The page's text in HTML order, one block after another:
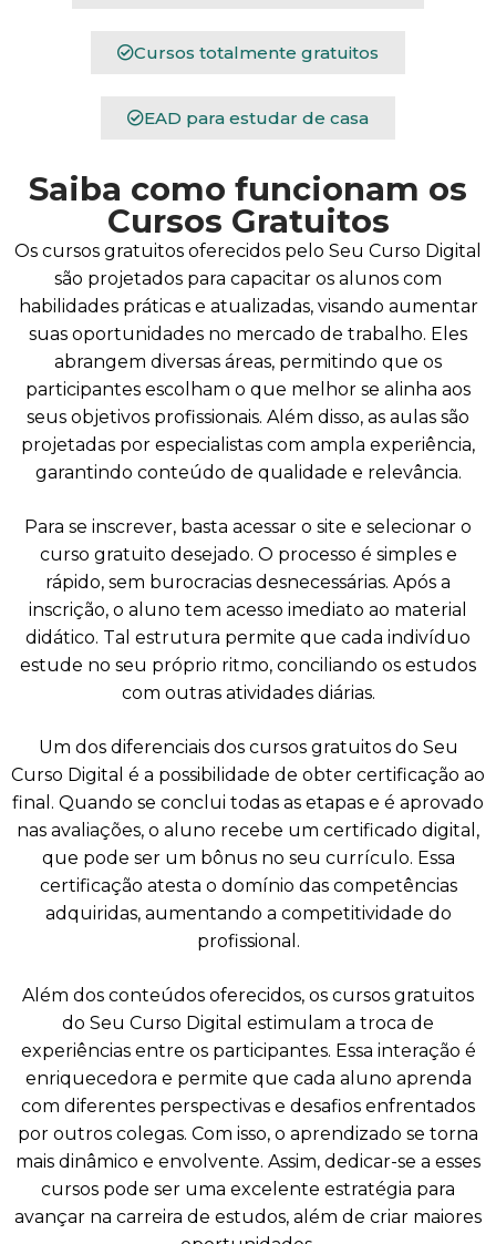
Cursos totalmente gratuitos
EAD para estudar de casa
Saiba como funcionam os
Cursos Gratuitos
Os cursos gratuitos oferecidos pelo Seu Curso Digital
são projetados para capacitar os alunos com
habilidades práticas e atualizadas, visando aumentar
suas oportunidades no mercado de trabalho. Eles
abrangem diversas áreas, permitindo que os
participantes escolham o que melhor se alinha aos
seus objetivos profissionais. Além disso, as aulas são
projetadas por especialistas com ampla experiência,
garantindo conteúdo de qualidade e relevância.
Para se inscrever, basta acessar o site e selecionar o
curso gratuito desejado. O processo é simples e
rápido, sem burocracias desnecessárias. Após a
inscrição, o aluno tem acesso imediato ao material
didático. Tal estrutura permite que cada indivíduo
estude no seu próprio ritmo, conciliando os estudos
com outras atividades diárias.
Um dos diferenciais dos cursos gratuitos do Seu
Curso Digital é a possibilidade de obter certificação ao
final. Quando se conclui todas as etapas e é aprovado
nas avaliações, o aluno recebe um certificado digital,
que pode ser um bônus no seu currículo. Essa
certificação atesta o domínio das competências
adquiridas, aumentando a competitividade do
profissional.
Além dos conteúdos oferecidos, os cursos gratuitos
do Seu Curso Digital estimulam a troca de
experiências entre os participantes. Essa interação é
enriquecedora e permite que cada aluno aprenda
com diferentes perspectivas e desafios enfrentados
por outros colegas. Com isso, o aprendizado se torna
mais dinâmico e envolvente. Assim, dedicar-se a esses
cursos pode ser uma excelente estratégia para
avançar na carreira de estudos, além de criar maiores